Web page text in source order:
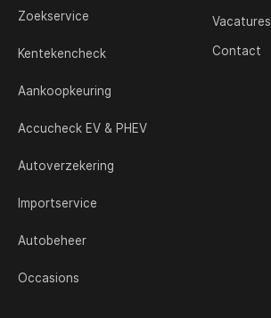
Zoekservice
Kentekencheck
Aankoopkeuring
Accucheck EV & PHEV
Autoverzekering
Importservice
Autobeheer
Occasions
Vacatures
Contact